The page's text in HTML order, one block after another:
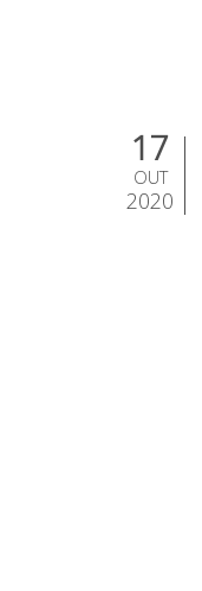
17
OUT
2020